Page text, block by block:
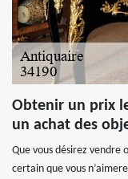
Obtenir un prix
un achat des
Que vous désirez vendre
certain que vous